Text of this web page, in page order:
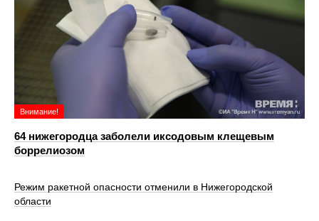
Внимание!
64 нижегородца заболели иксодовым клещевым
боррелиозом
Режим ракетной опасности отменили в Нижегородской
области